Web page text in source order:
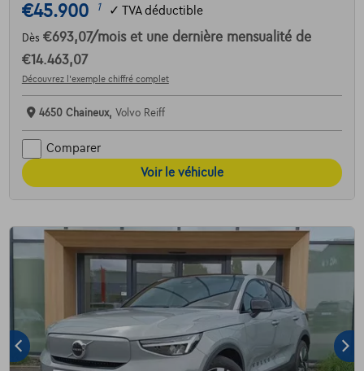
€45.900 1 ✓ TVA déductible
Dès €693,07/mois et une dernière mensualité de
€14.463,07
Découvrez l’exemple chiffré complet
4650 Chaineux, Volvo Reiff
Comparer
Voir le véhicule